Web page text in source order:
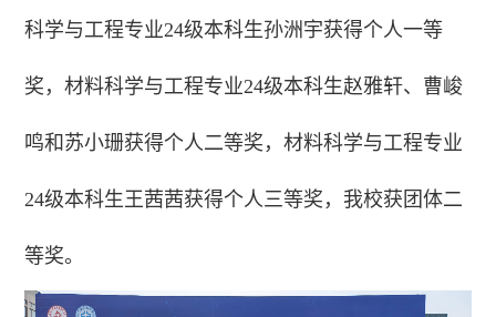
科学与工程专业24级本科生孙洲宇获得个人一等
奖，材料科学与工程专业24级本科生赵雅轩、曹峻
鸣和苏小珊获得个人二等奖，材料科学与工程专业
24级本科生王茜茜获得个人三等奖，我校获团体二
等奖。